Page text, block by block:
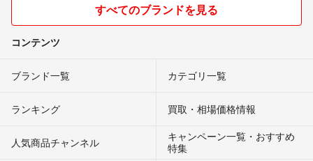
すべてのブランドを見る
コンテンツ
ブランド一覧 カテゴリ一覧
ランキング 買取・相場価格情報
人気商品チャンネル
キャンペーン一覧・おすすめ
特集